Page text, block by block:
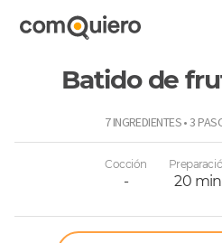
Batido de
7 INGREDIENTES • 3
Cocción
- 20